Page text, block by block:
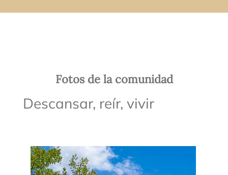
Fotos de la comunidad
Descansar, reír, vivir